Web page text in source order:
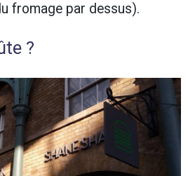
fromage par dessus).
?